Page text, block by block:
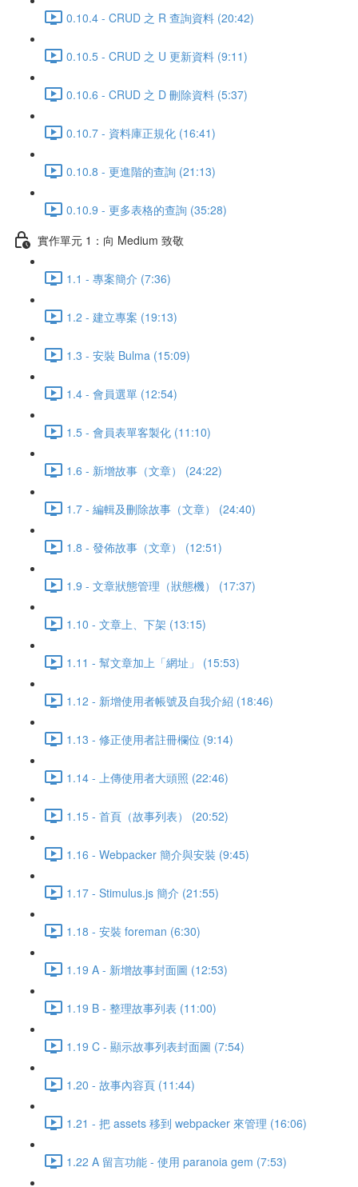
0.10.4 - CRUD 之 R 查詢資料 (20:42)
0.10.5 - CRUD 之 U 更新資料 (9:11)
0.10.6 - CRUD 之 D 刪除資料 (5:37)
0.10.7 - 資料庫正規化 (16:41)
0.10.8 - 更進階的查詢 (21:13)
0.10.9 - 更多表格的查詢 (35:28)
實作單元 1：向 Medium 致敬
1.1 - 專案簡介 (7:36)
1.2 - 建立專案 (19:13)
1.3 - 安裝 Bulma (15:09)
1.4 - 會員選單 (12:54)
1.5 - 會員表單客製化 (11:10)
1.6 - 新增故事（文章） (24:22)
1.7 - 編輯及刪除故事（文章） (24:40)
1.8 - 發佈故事（文章） (12:51)
1.9 - 文章狀態管理（狀態機） (17:37)
1.10 - 文章上、下架 (13:15)
1.11 - 幫文章加上「網址」 (15:53)
1.12 - 新增使用者帳號及自我介紹 (18:46)
1.13 - 修正使用者註冊欄位 (9:14)
1.14 - 上傳使用者大頭照 (22:46)
1.15 - 首頁（故事列表） (20:52)
1.16 - Webpacker 簡介與安裝 (9:45)
1.17 - Stimulus.js 簡介 (21:55)
1.18 - 安裝 foreman (6:30)
1.19 A - 新增故事封面圖 (12:53)
1.19 B - 整理故事列表 (11:00)
1.19 C - 顯示故事列表封面圖 (7:54)
1.20 - 故事內容頁 (11:44)
1.21 - 把 assets 移到 webpacker 來管理 (16:06)
1.22 A 留言功能 - 使用 paranoia gem (7:53)